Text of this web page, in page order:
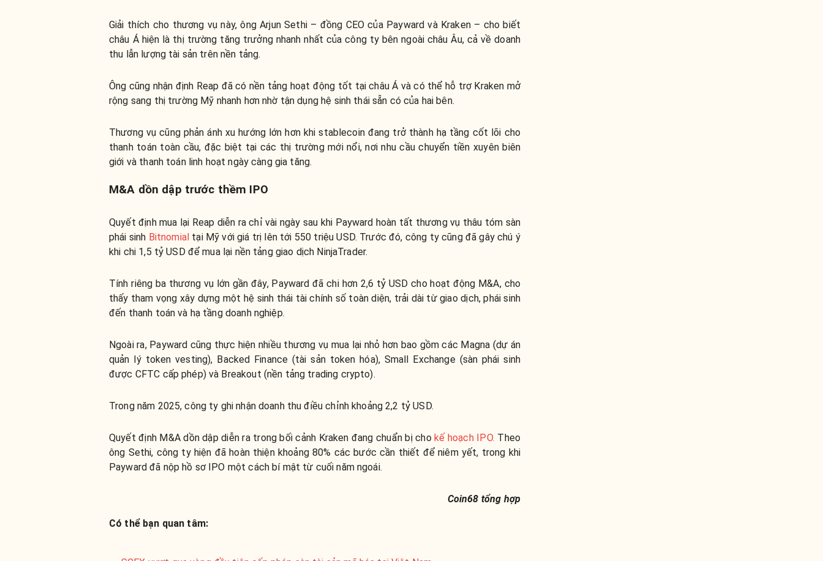
Giải thích cho thương vụ này, ông Arjun Sethi – đồng CEO của Payward và Kraken – cho biết
châu Á hiện là thị trường tăng trưởng nhanh nhất của công ty bên ngoài châu Âu, cả về doanh
thu lẫn lượng tài sản trên nền tảng.
Ông cũng nhận định Reap đã có nền tảng hoạt động tốt tại châu Á và có thể hỗ trợ Kraken mở
rộng sang thị trường Mỹ nhanh hơn nhờ tận dụng hệ sinh thái sẵn có của hai bên.
Thương vụ cũng phản ánh xu hướng lớn hơn khi stablecoin đang trở thành hạ tầng cốt lõi cho
thanh toán toàn cầu, đặc biệt tại các thị trường mới nổi, nơi nhu cầu chuyển tiền xuyên biên
giới và thanh toán linh hoạt ngày càng gia tăng.
M&A dồn dập trước thềm IPO
Quyết định mua lại Reap diễn ra chỉ vài ngày sau khi Payward hoàn tất thương vụ thâu tóm sàn
phái sinh Bitnomial tại Mỹ với giá trị lên tới 550 triệu USD. Trước đó, công ty cũng đã gây chú ý
khi chi 1,5 tỷ USD để mua lại nền tảng giao dịch NinjaTrader.
Tính riêng ba thương vụ lớn gần đây, Payward đã chi hơn 2,6 tỷ USD cho hoạt động M&A, cho
thấy tham vọng xây dựng một hệ sinh thái tài chính số toàn diện, trải dài từ giao dịch, phái sinh
đến thanh toán và hạ tầng doanh nghiệp.
Ngoài ra, Payward cũng thực hiện nhiều thương vụ mua lại nhỏ hơn bao gồm các Magna (dự án
quản lý token vesting), Backed Finance (tài sản token hóa), Small Exchange (sàn phái sinh
được CFTC cấp phép) và Breakout (nền tảng trading crypto).
Trong năm 2025, công ty ghi nhận doanh thu điều chỉnh khoảng 2,2 tỷ USD.
Quyết định M&A dồn dập diễn ra trong bối cảnh Kraken đang chuẩn bị cho kế hoạch IPO. Theo
ông Sethi, công ty hiện đã hoàn thiện khoảng 80% các bước cần thiết để niêm yết, trong khi
Payward đã nộp hồ sơ IPO một cách bí mật từ cuối năm ngoái.
Coin68 tổng hợp
Có thể bạn quan tâm: